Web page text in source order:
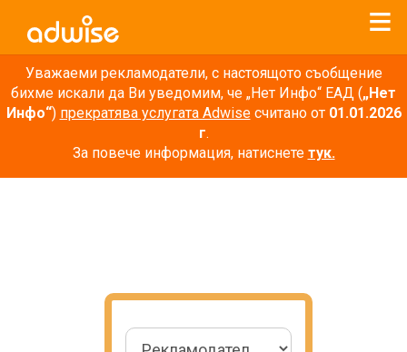
Уважаеми рекламодатели, с настоящото съобщение
бихме искали да Ви уведомим, че „Нет Инфо“ ЕАД („Нет
Инфо“) прекратява услугата Adwiseсчитано от 01.01.2026
г.
За повече информация, натиснете тук.